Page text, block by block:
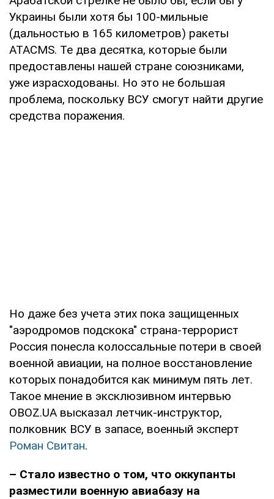
Украины были хотя бы 100-мильные
(дальностью в 165 километров) ракеты
ATACMS. Те два десятка, которые были
предоставлены нашей стране союзниками,
уже израсходованы. Но это не большая
проблема, поскольку ВСУ смогут найти другие
средства поражения.
Но даже без учета этих пока защищенных
"аэродромов подскока" страна-террорист
Россия понесла колоссальные потери в своей
военной авиации, на полное восстановление
которых понадобится как минимум пять лет.
Такое мнение в эксклюзивном интервью
OBOZ.UA высказал летчик-инструктор,
полковник ВСУ в запасе, военный эксперт
Роман Свитан.
– Стало известно о том, что оккупанты
разместили военную авиабазу на